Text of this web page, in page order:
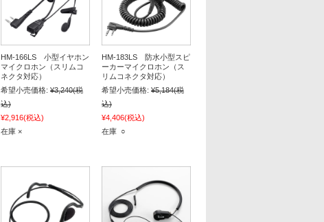
HM-166LS 小型イヤホン
マイクロホン（スリムコ
ネクタ対応）
希望小売価格: ¥3,240(税
込)
¥2,916(税込)
在庫 ×
HM-183LS 防水小型スピ
ーカーマイクロホン（ス
リムコネクタ対応）
希望小売価格: ¥5,184(税
込)
¥4,406(税込)
在庫 ○